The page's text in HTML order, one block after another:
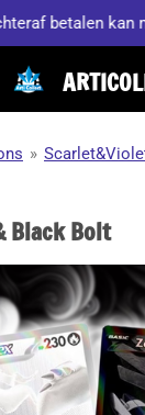
betalen kan
»
Black Bolt